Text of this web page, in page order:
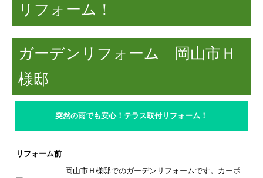
リフォーム！
ガーデンリフォーム 岡山市Ｈ
様邸
突然の雨でも安心！テラス取付リフォーム！
リフォーム前
岡山市Ｈ様邸でのガーデンリフォームです。 カーポ